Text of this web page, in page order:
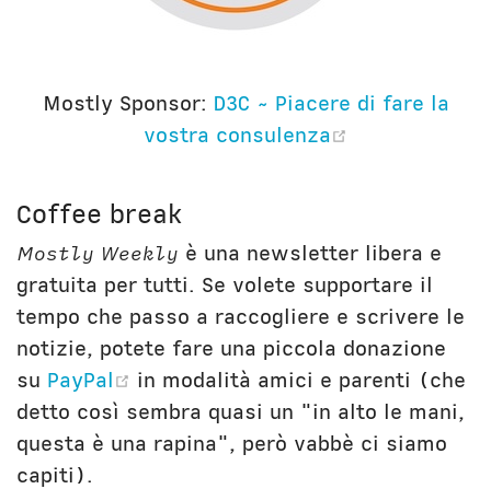
Mostly Sponsor: D3C ~ Piacere di fare la
vostra consulenza
Coffee break
Mostly Weekly è una newsletter libera e
gratuita per tutti. Se volete supportare il
tempo che passo a raccogliere e scrivere le
notizie, potete fare una piccola donazione
su PayPal (opens new window)
in modalità amici e parenti (che
detto così sembra quasi un "in alto le mani,
questa è una rapina", però vabbè ci siamo
capiti).